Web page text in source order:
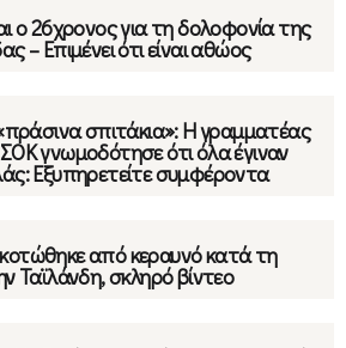
ο 26χρονος για τη δολοφονία της
– Επιμένει ότι είναι αθώος
σπιτάκια»: Η γραμματέας
γνωμοδότησε ότι όλα έγιναν
Εξυπηρετείτε συμφέροντα
από κεραυνό κατά τη
Ταϊλάνδη, σκληρό βίντεο